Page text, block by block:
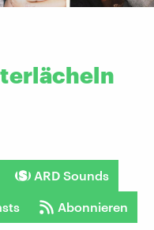
ARD Sounds
Abonnieren